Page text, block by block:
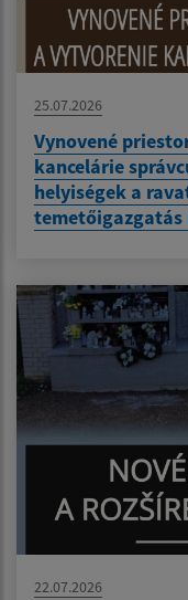
25.07.2026
Vynovené
kancelárie
helyiségek a
22.07.2026